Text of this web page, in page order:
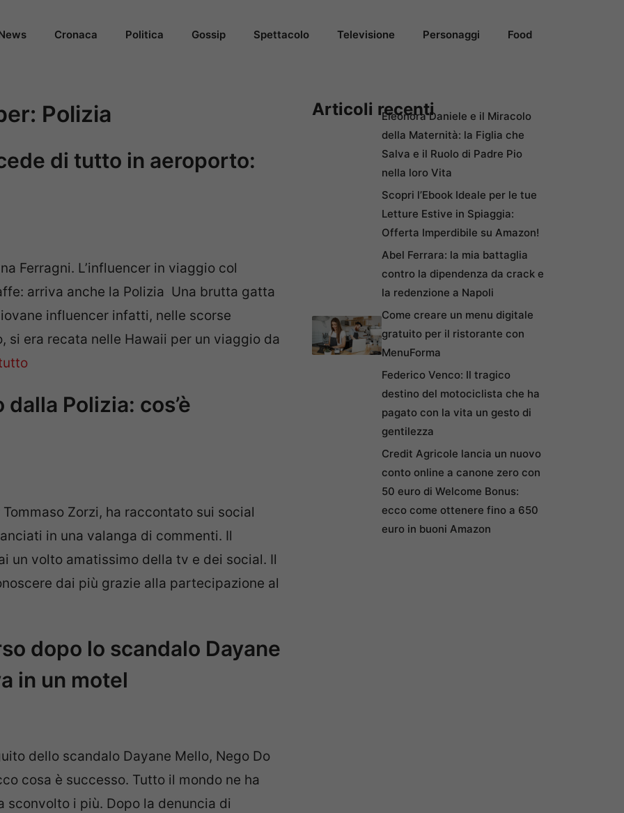
Cronaca Politica Gossip Spettacolo Televisione Personaggi Food
Polizia
di tutto in aeroporto:
Ferragni. L’influencer in viaggio col
arriva anche la Polizia Una brutta gatta
influencer infatti, nelle scorse
era recata nelle Hawaii per un viaggio da
Polizia: cos’è
Zorzi, ha raccontato sui social
in una valanga di commenti. Il
un volto amatissimo della tv e dei social. Il
dai più grazie alla partecipazione al
dopo lo scandalo Dayane
in un motel
dello scandalo Dayane Mello, Nego Do
cosa è successo. Tutto il mondo ne ha
sconvolto i più. Dopo la denuncia di
Articoli recentiEleonora Daniele e il Miracolo
della Maternità: la Figlia che
Salva e il Ruolo di Padre Pio
nella loro Vita
Scopri l’Ebook Ideale per le tue
Letture Estive in Spiaggia:
Offerta Imperdibile su Amazon!
Abel Ferrara: la mia battaglia
contro la dipendenza da crack e
la redenzione a Napoli
Come creare un menu digitale
gratuito per il ristorante con
MenuForma
Federico Venco: Il tragico
destino del motociclista che ha
pagato con la vita un gesto di
gentilezza
Credit Agricole lancia un nuovo
conto online a canone zero con
50 euro di Welcome Bonus:
ecco come ottenere fino a 650
euro in buoni Amazon